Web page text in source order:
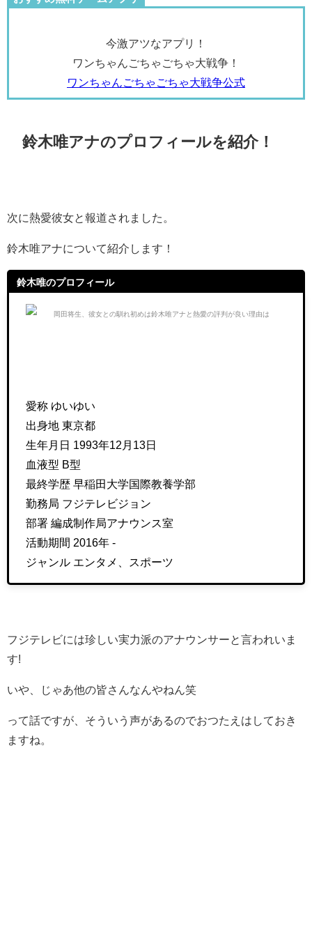
今激アツなアプリ！
ワンちゃんごちゃごちゃ大戦争！
ワンちゃんごちゃごちゃ大戦争公式
鈴木唯アナのプロフィールを紹介！
次に熱愛彼女と報道されました。
鈴木唯アナについて紹介します！
鈴木唯のプロフィール
愛称 ゆいゆい
出身地 東京都
生年月日 1993年12月13日
血液型 B型
最終学歴 早稲田大学国際教養学部
勤務局 フジテレビジョン
部署 編成制作局アナウンス室
活動期間 2016年 -
ジャンル エンタメ、スポーツ
フジテレビには珍しい実力派のアナウンサーと言われいま
す!
いや、じゃあ他の皆さんなんやねん笑
って話ですが、そういう声があるのでおつたえはしておき
ますね。